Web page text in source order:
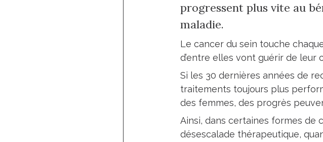
progressent plus vite au
maladie.
Le cancer du sein touche
d’entre elles vont guérir de leur
Si les 30 dernières années de
traitements toujours plus
des femmes, des progrès
Ainsi, dans certaines formes de
désescalade thérapeutique,